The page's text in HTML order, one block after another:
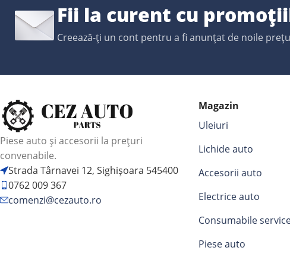
Fii la curent cu
Creează-ți un cont pentru a fi anunțat de noile
Piese auto și accesorii la prețuri
convenabile.
Strada Târnavei 12, Sighișoara 545400
0762 009 367
comenzi@cezauto.ro
Magazin
Uleiuri
Lichide auto
Accesorii auto
Electrice auto
Consumabile
Piese auto